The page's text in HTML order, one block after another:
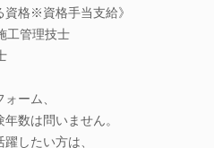
資格※資格手当支給》
工管理技士
ーム、
数は問いません。
したい方は、